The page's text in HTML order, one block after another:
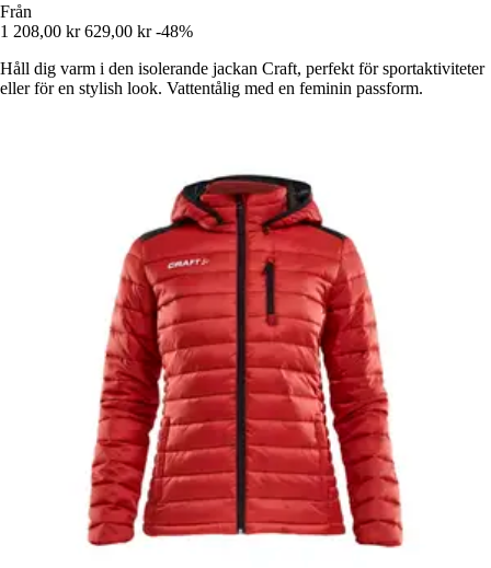
Från
1 208,00 kr 629,00 kr -48%
Håll dig varm i den isolerande jackan Craft, perfekt för sportaktiviteter
eller för en stylish look. Vattentålig med en feminin passform.